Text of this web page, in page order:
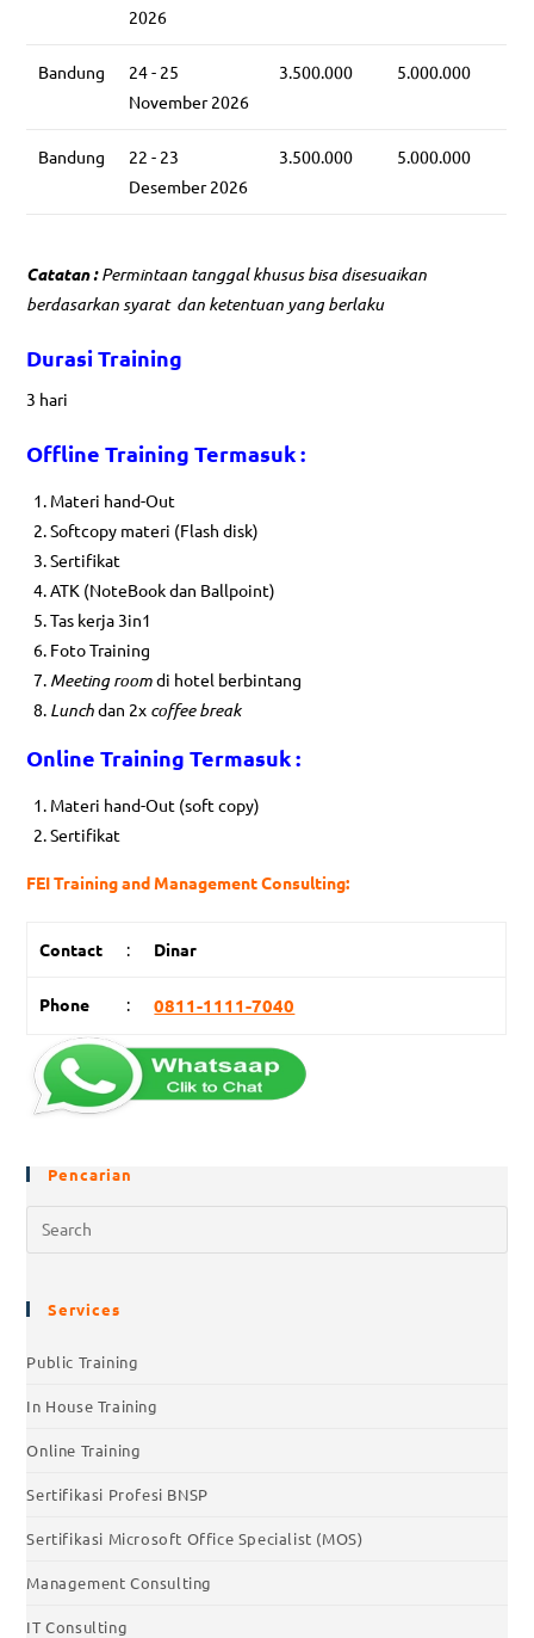
2026
Bandung
24 - 25
November 2026
3.500.000 5.000.000
Bandung
22 - 23
Desember 2026
3.500.000 5.000.000
Catatan :Permintaan tanggal khusus bisa disesuaikan
berdasarkan syarat dan ketentuan yang berlaku
Durasi Training
3 hari
OfflineTraining Termasuk :
Materi hand-Out
Softcopy materi (Flash disk)
Sertifikat
ATK (NoteBook dan Ballpoint)
Tas kerja 3in1
Foto Training
Meeting roomdi hotel berbintang
Lunchdan 2x coffee break
Online Training Termasuk :
Materi hand-Out (soft copy)
Sertifikat
FEI Training and Management Consulting:
Contact : Dinar
Phone : 0811-1111-7040
Pencarian
Services
Public Training
In House Training
Online Training
Sertifikasi Profesi BNSP
Sertifikasi Microsoft Office Specialist (MOS)
Management Consulting
IT Consulting